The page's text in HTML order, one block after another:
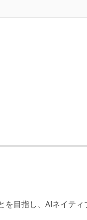
目指し、AIネイテ